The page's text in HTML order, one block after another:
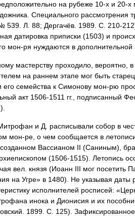
на рубеже 10-х и 20-х
Специального рассмотрения
№ 539 Л 88; Дергачёв 1989 С 210-212
датировка приписки (1503) и
мон-ря нуждаются в дополнительной
мастерству проходило вероятно в
на раннем этапе мог быть старец
его семейства к Симонову мон-рю
акт 1506-1511 гг., подписанный
).
и Д расписывали собор в
мон-ре о чем сообщается в
созданном Вассианом II (Саниным),
(1506-1515). Летопись
вел князя (Иоанн III мог посетить
на Угре» в 1480). Не указывая даты
исполнителей росписей: «
инока и Дионисия и их
1899 С 125). Зафиксированное